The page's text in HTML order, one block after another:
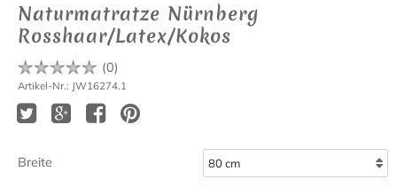
Naturmatratze Nürnberg
Rosshaar/Latex/Kokos
(0)
Artikel-Nr.: JW16274.1
Breite